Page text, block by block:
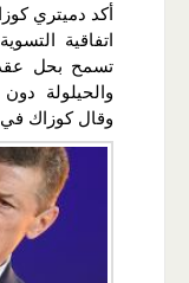
أكد دميتري
اتفاقية
تسمح بحل
والحيلولة
وقال كوزاك